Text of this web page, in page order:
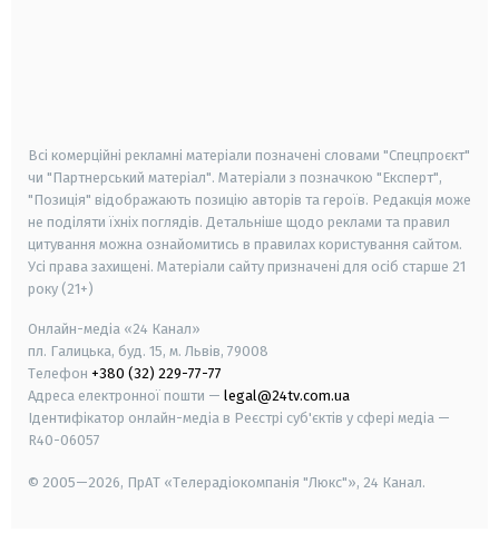
Всі комерційні рекламні матеріали позначені словами "Спецпроєкт"
чи "Партнерський матеріал". Матеріали з позначкою "Експерт",
"Позиція" відображають позицію авторів та героїв. Редакція може
не поділяти їхніх поглядів. Детальніше щодо реклами та правил
цитування можна ознайомитись в правилах користування сайтом.
Усі права захищені. Матеріали сайту призначені для осіб старше 21
року (21+)
Онлайн-медіа «24 Канал»
пл. Галицька, буд. 15, м. Львів, 79008
Телефон +380 (32) 229-77-77
Адреса електронної пошти — legal@24tv.com.ua
Ідентифікатор онлайн-медіа в Реєстрі суб'єктів у сфері медіа —
R40-06057
© 2005—2026, ПрАТ «Телерадіокомпанія "Люкс"», 24 Канал.